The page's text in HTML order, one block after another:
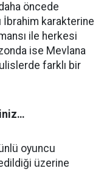
öncede
İbrahim karakterine
ile herkesi
ise Mevlana
farklı bir
oyuncu
üzerine